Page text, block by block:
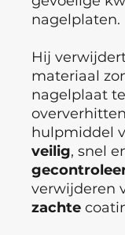
nagelplaten.
Hij
materiaal
nagelplaat te
hulpmiddel
veilig, snel
verwijderen
zachte